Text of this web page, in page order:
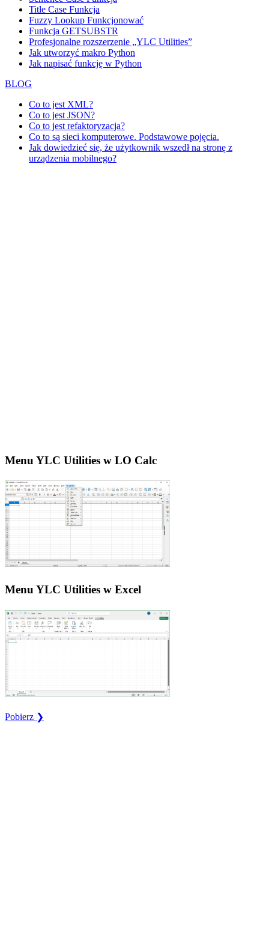
Title Case Funkcja
Fuzzy Lookup Funkcjonować
Funkcja GETSUBSTR
Profesjonalne rozszerzenie „YLC Utilities”
Jak utworzyć makro Python
Jak napisać funkcję w Python
BLOG
Co to jest XML?
Co to jest JSON?
Co to jest refaktoryzacja?
Co to są sieci komputerowe. Podstawowe pojęcia.
Jak dowiedzieć się, że użytkownik wszedł na stronę z
urządzenia mobilnego?
Menu YLC Utilities w LO Calc
Menu YLC Utilities w Excel
Pobierz ❯